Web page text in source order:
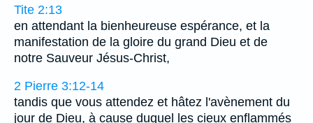
Tite 2:13
en attendant la bienheureuse espérance, et la
manifestation de la gloire du grand Dieu et de
notre Sauveur Jésus-Christ,
2 Pierre 3:12-14
tandis que vous attendez et hâtez l'avènement du
jour de Dieu, à cause duquel les cieux enflammés